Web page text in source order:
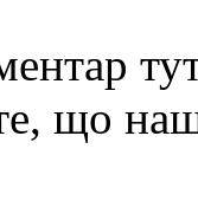
що